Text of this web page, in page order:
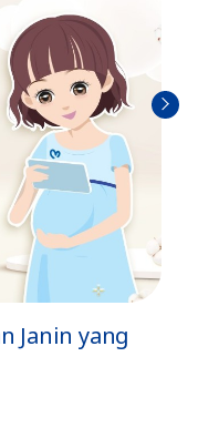
Janin yang
Berik
utny